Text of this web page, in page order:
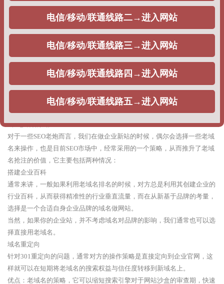
对于一些刚入SEO行业的企业主而言，对方实际上是不清楚快速排名策略
与SEO之间的关系是什么，通常而言，从目前来看，目前市面上大量的
SEO公司都会选择这个策略，去给自己的用户做排名，一般分为如下两种
情况，主要包括：
单词快排：通常是按天计费，一个词多少钱，一般在5块钱左右。
整站权重：利用快排策略，刷企业网站的整站指数排名，提升整站关键词
排名，出权重，一般不同公司根据获得权重不同，给出的报价不同。
优点：根据企业排名的时效性需求，可以在相对较短的时间周期出排名。
缺点：由于采用的优化策略问题，每当搜索引擎算法调整的时候，网站排
名就很难出现稳定排名，甚至整站遭遇降权。
2、老域名策略
对于一些SEO老炮而言，我们在做企业新站的时候，偶尔会选择一些老域
名来操作，也是目前SEO市场中，经常采用的一个策略，从而推升了老域
名抢注的价值，它主要包括两种情况：
搭建企业百科
通常来讲，一般如果利用老域名排名的时候，对方总是利用其创建企业的
行业百科，从而获得精准性的行业垂直流量，而在从新基于品牌的考量，
选择是一个合适自身企业品牌的域名做网站。
当然，如果你的企业站，并不考虑域名对品牌的影响，我们通常也可以选
择直接用老域名。
域名重定向
针对301重定向的问题，通常对方的操作策略是直接定向到企业官网，这
样就可以在短期将老域名的搜索权益与信任度转移到新域名上。
优点：老域名的策略，它可以缩短搜索引擎对于网站沙盒的审查期，快速